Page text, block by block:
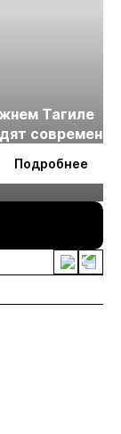
Тагиле
Подробнее